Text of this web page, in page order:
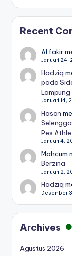
Recent
Al fakir
Januari 24,
Hadziq
pada
Lampung
Januari 14,
Hasan
Pes
Januari 4,
Mahdum
Berzina
Januari 2,
Hadziq
Desember
Archives
Agustus 2026